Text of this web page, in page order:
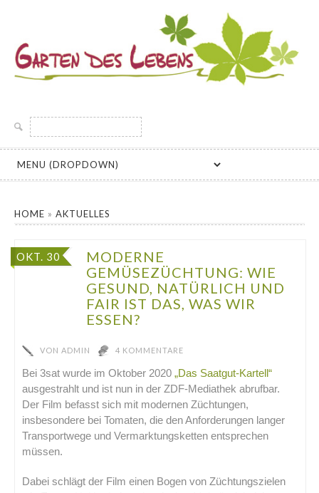
GARTEN DES LEBENS
GÄRTNERN, SELBSTVERSORGUNG, PERMAKULTUR UND
SAMENGÄRTNEREI, SAATGUT ALTER UND SAMENFESTER
Suche
nach:
HOME » AKTUELLES
OKT. 30
MODERNE
GEMÜSEZÜCHTUNG: WIE
GESUND, NATÜRLICH UND
FAIR IST DAS, WAS WIR
ESSEN?
VON ADMIN 4 KOMMENTARE
Bei 3sat wurde im Oktober 2020 „Das Saatgut-Kartell“
ausgestrahlt und ist nun in der ZDF-Mediathek abrufbar.
Der Film befasst sich mit modernen Züchtungen,
insbesondere bei Tomaten, die den Anforderungen langer
Transportwege und Vermarktungsketten entsprechen
müssen.
Dabei schlägt der Film einen Bogen von Züchtungszielen